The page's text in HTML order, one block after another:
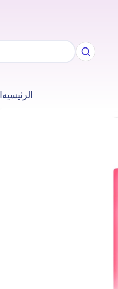
الرئيسيه